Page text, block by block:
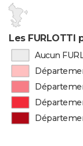
Les FURLOTTI
Aucun